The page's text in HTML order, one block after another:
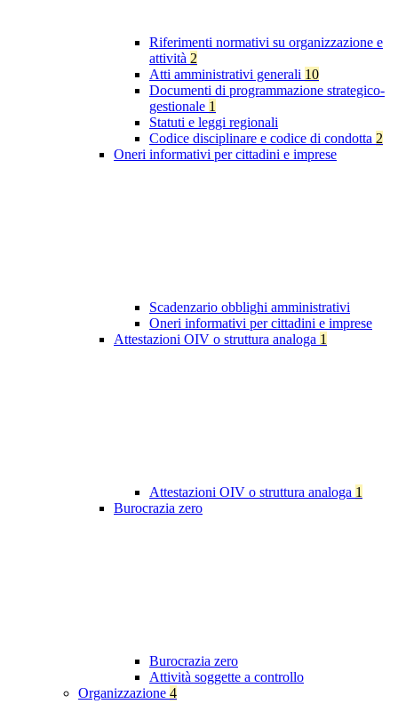
Riferimenti normativi su organizzazione e
attività 2
Atti amministrativi generali 10
Documenti di programmazione strategico-
gestionale 1
Statuti e leggi regionali
Codice disciplinare e codice di condotta 2
Oneri informativi per cittadini e imprese
Scadenzario obblighi amministrativi
Oneri informativi per cittadini e imprese
Attestazioni OIV o struttura analoga 1
Attestazioni OIV o struttura analoga 1
Burocrazia zero
Burocrazia zero
Attività soggette a controllo
Organizzazione 4